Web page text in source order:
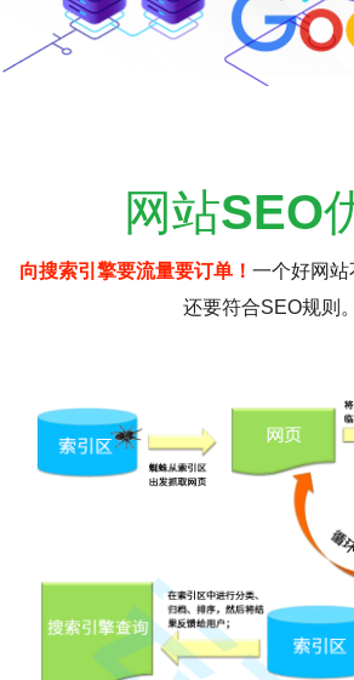
网站SEO
向搜索引擎要流量要订单！ 一个好网
还要符合SEO规则。